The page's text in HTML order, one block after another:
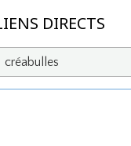
DIRECTS